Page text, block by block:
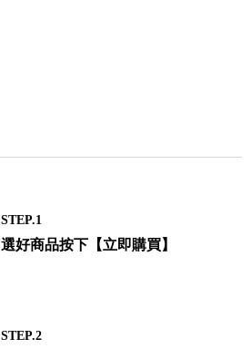
STEP.1
選好商品按下【立即購買】
STEP.2